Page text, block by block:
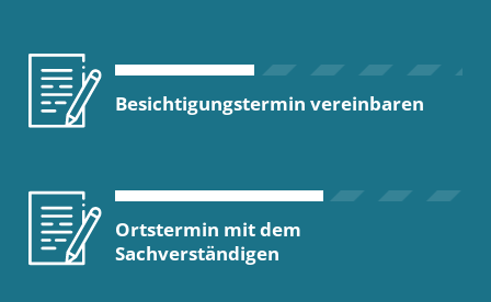
Besichtigungstermin vereinbaren
Ortstermin mit dem
Sachverständigen